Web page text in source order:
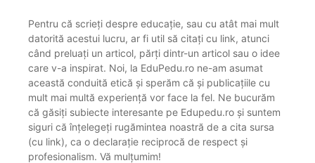
Pentru că scrieți despre educație, sau cu atât mai mult
datorită acestui lucru, ar fi util să citați cu link, atunci
când preluați un articol, părți dintr-un articol sau o idee
care v-a inspirat. Noi, la EduPedu.ro ne-am asumat
această conduită etică și sperăm că și publicațiile cu
mult mai multă experiență vor face la fel. Ne bucurăm
că găsiți subiecte interesante pe Edupedu.ro și suntem
siguri că înțelegeți rugămintea noastră de a cita sursa
(cu link), ca o declarație reciprocă de respect și
profesionalism. Vă mulțumim!